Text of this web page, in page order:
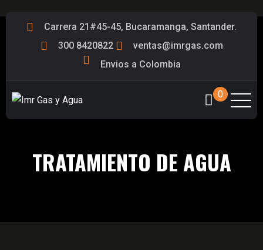
Carrera 21#45-45, Bucaramanga, Santander.
300 8420822
ventas@imrgas.com
Envios a Colombia
0
TRATAMIENTO DE AGUA